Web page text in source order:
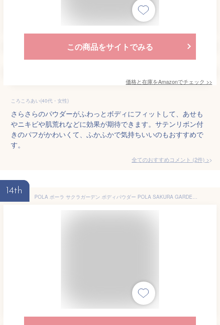
この商品をサイトでみる
価格と在庫をAmazonでチェック >>
ころころあい(40代・女性)
さらさらのパウダーがふわっとボディにフィットして、あせも
やニキビや肌荒れなどに効果が期待できます。サテンリボン付
きのパフがかわいくて、ふかふかで気持ちいいのもおすすめで
す。
全てのおすすめコメント (2件) >
14th
POLA ポーラ サクラガーデン ボディパウダー POLA SAKURA GARDEN BODY POWDER 日本国内正規品 JAN4953923331842